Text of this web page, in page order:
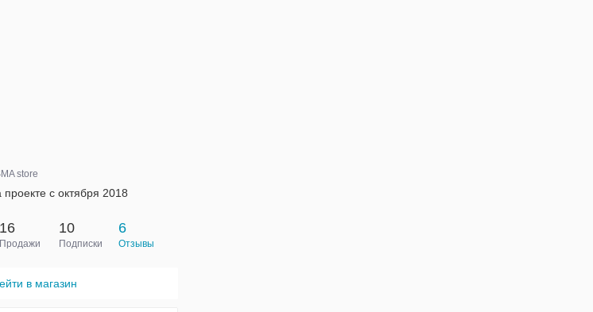
store
проекте с октября 2018
16
Продажи
10
Подписки
6
Отзывы
в магазин